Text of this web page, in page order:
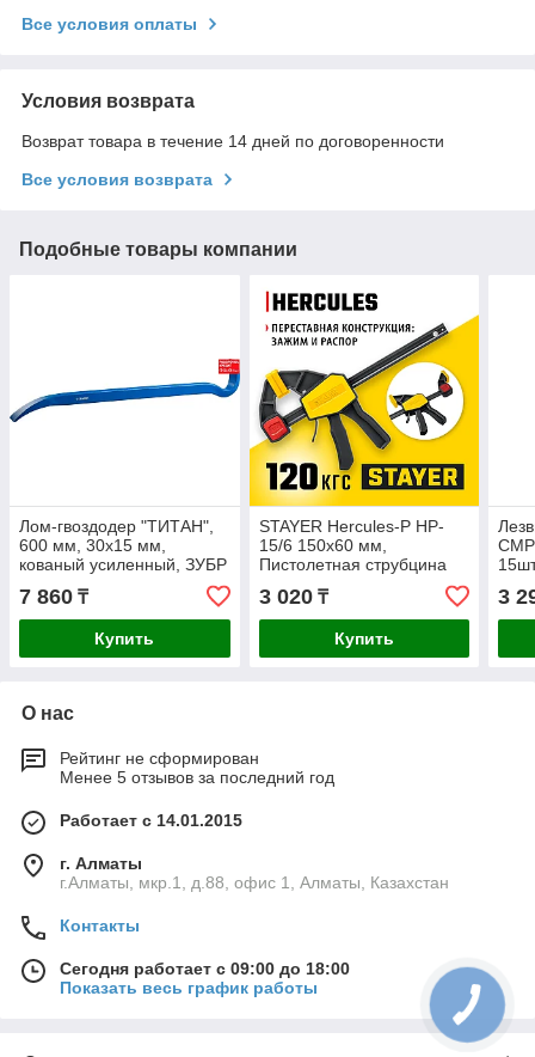
Все условия оплаты
Условия возврата
Возврат товара в течение 14 дней по договоренности
Все условия возврата
Подобные товары компании
Лом-гвоздодер "ТИТАН",
600 мм, 30х15 мм,
кованый усиленный, ЗУБР
7 860 ₸
Купить
STAYER Hercules-P HP-
15/6 150х60 мм,
Пистолетная струбцина
3 020₸
Купить
3
О нас
Рейтинг не сформирован
Менее 5 отзывов за последний год
Работает с 14.01.2015
г. Алматы
г.Алматы, мкр.1, д.88, офис 1, Алматы, Казахстан
Контакты
Сегодня работает с 09:00 до 18:00
Показать весь график работы